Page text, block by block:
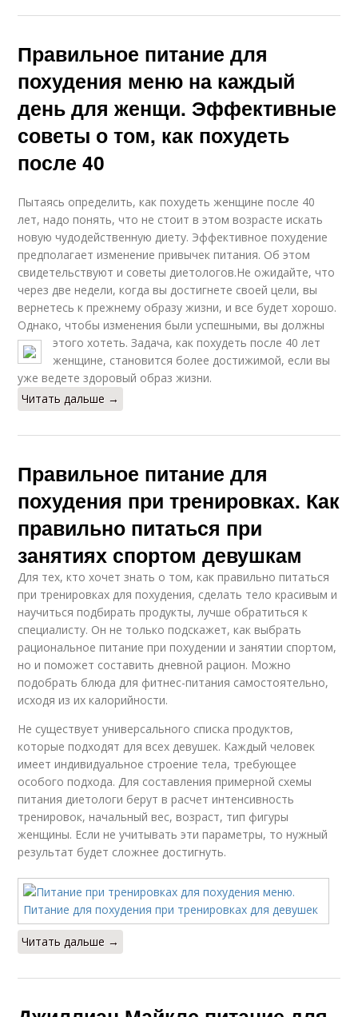
Правильное питание для
похудения меню на каждый
день для женщи. Эффективные
советы о том, как похудеть
после 40
Пытаясь определить, как похудеть женщине после 40
лет, надо понять, что не стоит в этом возрасте искать
новую чудодейственную диету. Эффективное похудение
предполагает изменение привычек питания. Об этом
свидетельствуют и советы диетологов.Не ожидайте, что
через две недели, когда вы достигнете своей цели, вы
вернетесь к прежнему образу жизни, и все будет хорошо.
Однако, чтобы изменения были успешными, вы должны
этого хотеть.Задача, как похудеть после 40 лет
женщине, становится более достижимой, если вы
уже ведете здоровый образ жизни.
Читать дальше →
Правильное питание для
похудения при тренировках. Как
правильно питаться при
занятиях спортом девушкам
Для тех, кто хочет знать о том, как правильно питаться
при тренировках для похудения, сделать тело красивым и
научиться подбирать продукты, лучше обратиться к
специалисту. Он не только подскажет, как выбрать
рациональное питание при похудении и занятии спортом,
но и поможет составить дневной рацион. Можно
подобрать блюда для фитнес-питания самостоятельно,
исходя из их калорийности.
Не существует универсального списка продуктов,
которые подходят для всех девушек. Каждый человек
имеет индивидуальное строение тела, требующее
особого подхода. Для составления примерной схемы
питания диетологи берут в расчет интенсивность
тренировок, начальный вес, возраст, тип фигуры
женщины. Если не учитывать эти параметры, то нужный
результат будет сложнее достигнуть.
Читать дальше →